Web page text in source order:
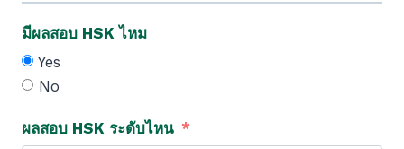
มีผลสอบ HSK ไหม
Yes
No
ผลสอบ HSK ระดับไหน